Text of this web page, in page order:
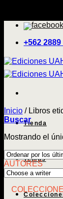
contenido
+562 2889
Tienda
Temas
Inicio /Libros
Buscar
Mostrando el
AUTORES